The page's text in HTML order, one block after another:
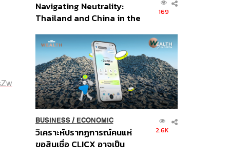
Navigating Neutrality:
Thailand and China in the
Order
169
BUSINESS/ ECONOMIC
วิเคราะห์ปรากฏการณ์คนแห่
ขอสินเชื่อ CLICX อาจเป็น
2.6K